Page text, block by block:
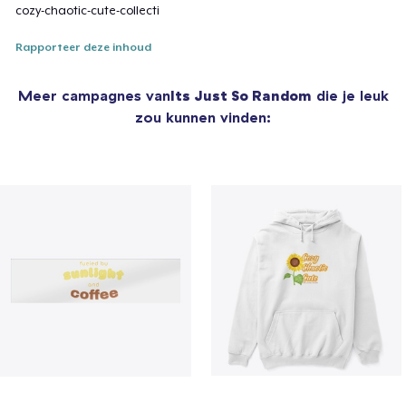
cozy-chaotic-cute-collecti
Rapporteer deze inhoud
Meer campagnes vanIts Just So Random die je leuk
zou kunnen vinden: